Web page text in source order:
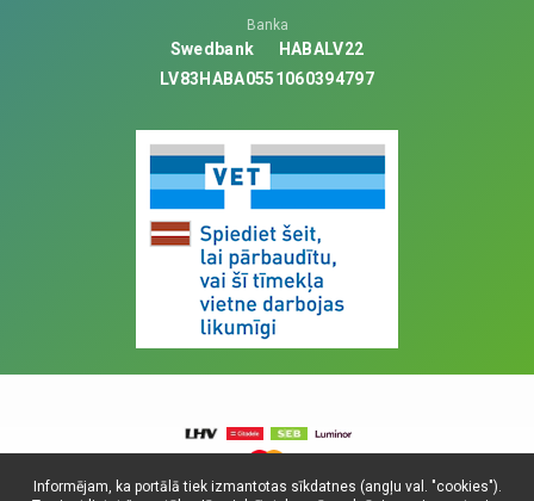
Informējam, ka portālā tiek izmantotas sīkdatnes (angļu val. "cookies").
Banka
Swedbank
HABALV22
LV83HABA0551060394797